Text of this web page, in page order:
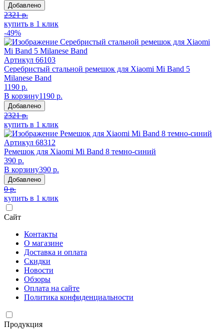
Добавлено
2321 р.
купить в 1 клик
-49%
Артикул 66103
Серебристый стальной ремешок для Xiaomi Mi Band 5
Milanese Band
1190 р.
В корзину1190 р.
Добавлено
2321 р.
купить в 1 клик
Артикул 68312
Ремешок для Xiaomi Mi Band 8 темно-синий
390 р.
В корзину390 р.
Добавлено
0 р.
купить в 1 клик
Сайт
Контакты
О магазине
Доставка и оплата
Скидки
Новости
Обзоры
Оплата на сайте
Политика конфиденциальности
Продукция